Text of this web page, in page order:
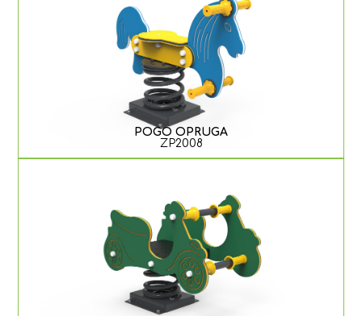
POGO OPRUGA
ZP2008